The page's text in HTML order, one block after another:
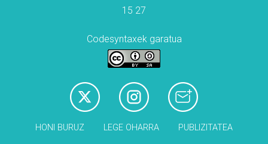
15 27
Codesyntaxek garatua
HONI BURUZ LEGE OHARRA PUBLIZITATEA